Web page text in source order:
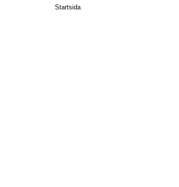
Startsida